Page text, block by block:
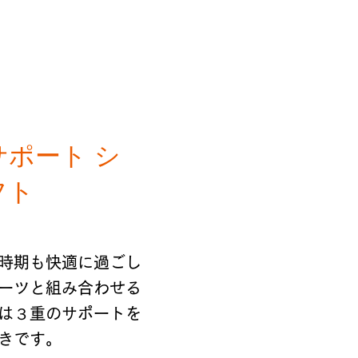
ート シ
期も快適に過ごし
ツと組み合わせる
３重のサポートを
です。